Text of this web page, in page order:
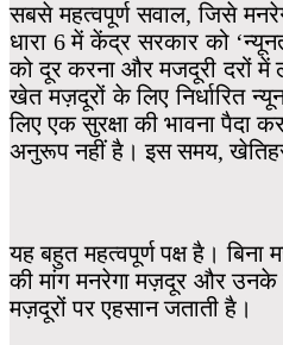
सबसे महत्वपूर्ण सवाल, जिसे
धारा 6 में केंद्र सरकार को
को दूर करना और मजदूरी दरों
खेत मज़दूरों के लिए निर्धारित
लिए एक सुरक्षा की भावना पैदा
अनुरूप नहीं है। इस समय, खेतिहर
यह बहुत महत्वपूर्ण पक्ष है।
की मांग मनरेगा मज़दूर और उनके
मज़दूरों पर एहसान जताती है।